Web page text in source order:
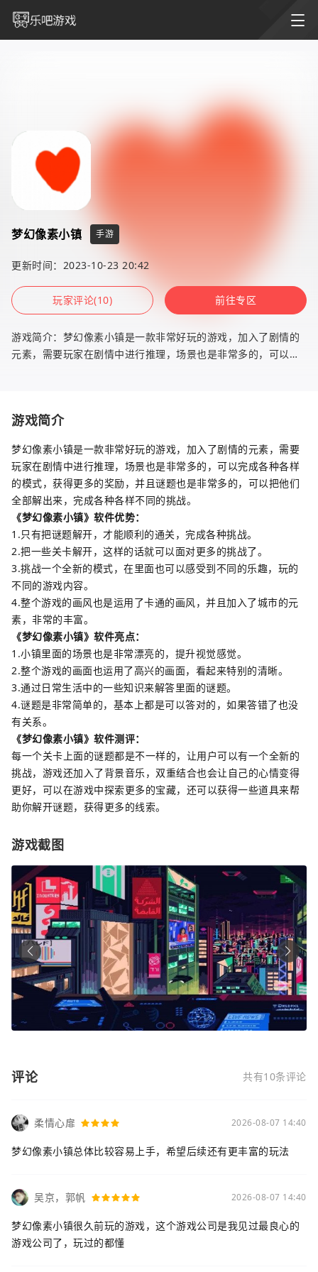
梦幻像素小镇 手游
更新时间：2023-10-23 20:42
玩家评论(10) 前往专区
游戏简介：梦幻像素小镇是一款非常好玩的游戏，加入了剧情的
元素，需要玩家在剧情中进行推理，场景也是非常多的，可以完
游戏简介
梦幻像素小镇是一款非常好玩的游戏，加入了剧情的元素，需要
玩家在剧情中进行推理，场景也是非常多的，可以完成各种各样
的模式，获得更多的奖励，并且谜题也是非常多的，可以把他们
全部解出来，完成各种各样不同的挑战。
《梦幻像素小镇》软件优势：
1.只有把谜题解开，才能顺利的通关，完成各种挑战。
2.把一些关卡解开，这样的话就可以面对更多的挑战了。
3.挑战一个全新的模式，在里面也可以感受到不同的乐趣，玩的
不同的游戏内容。
4.整个游戏的画风也是运用了卡通的画风，并且加入了城市的元
素，非常的丰富。
《梦幻像素小镇》软件亮点：
1.小镇里面的场景也是非常漂亮的，提升视觉感觉。
2.整个游戏的画面也运用了高兴的画面，看起来特别的清晰。
3.通过日常生活中的一些知识来解答里面的谜题。
4.谜题是非常简单的，基本上都是可以答对的，如果答错了也没
有关系。
《梦幻像素小镇》软件测评：
每一个关卡上面的谜题都是不一样的，让用户可以有一个全新的
挑战，游戏还加入了背景音乐，双重结合也会让自己的心情变得
更好，可以在游戏中探索更多的宝藏，还可以获得一些道具来帮
助你解开谜题，获得更多的线索。
游戏截图
评论 共有10条评论
柔情心扉 2026-08-07 14:40
梦幻像素小镇总体比较容易上手，希望后续还有更丰富的玩法
吴京，郭帆 2026-08-07 14:40
梦幻像素小镇很久前玩的游戏，这个游戏公司是我见过最良心的
游戏公司了，玩过的都懂